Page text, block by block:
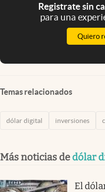
Registrate sin
para una
Quiero
Temas relacionados
dólar digital inversiones
Más noticias de dólar
El